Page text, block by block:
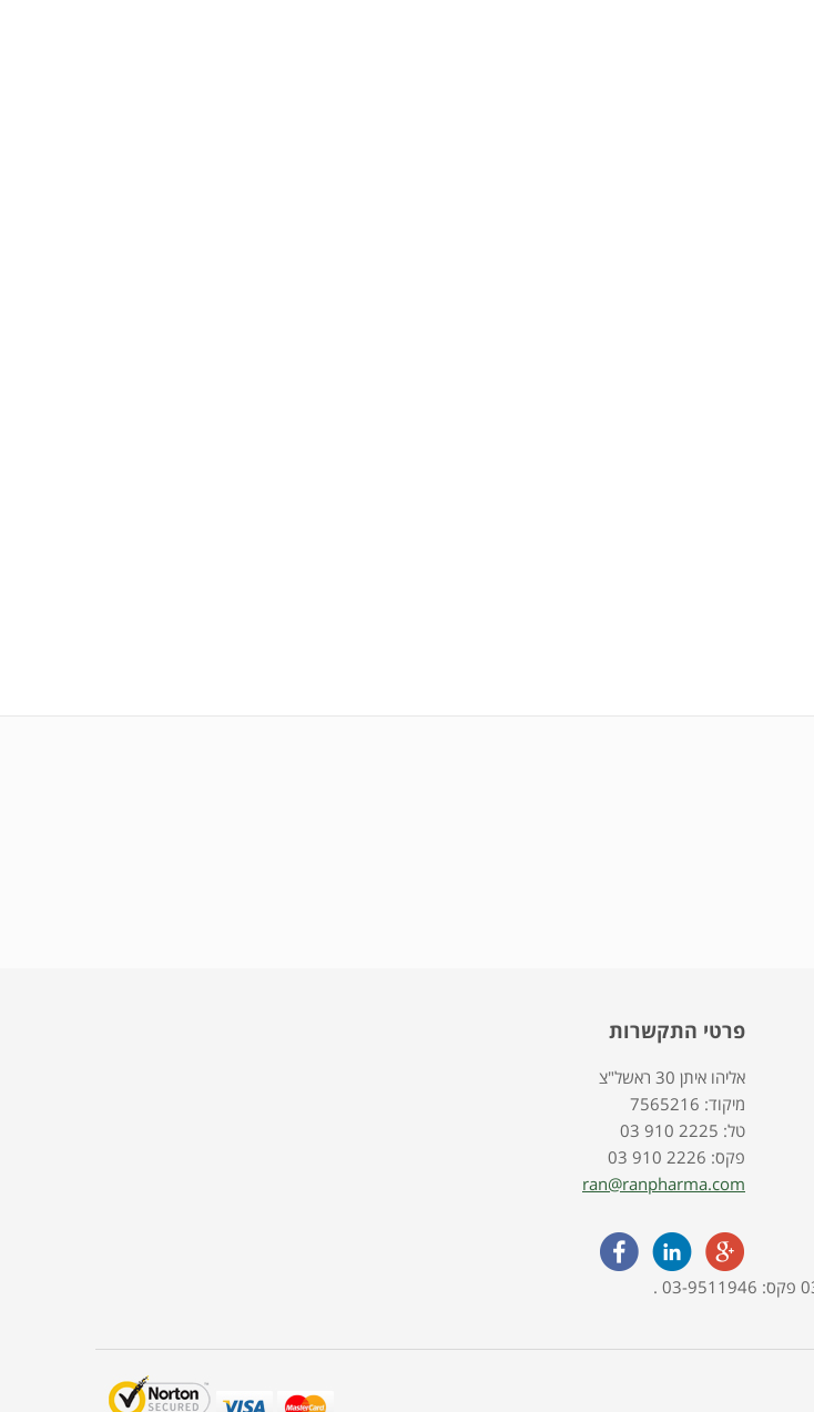
פרטי התקשרות
אליהו איתן 30 ראשל"צ
7565216 :מיקוד
03 910 2225 :טל
03 910 2226 :פקס
ran@ranpharma.com
האתר מופעל ע"י בית מרקחת פארמה תמר, אליהו איתן 30, ראשון לציון טלפון :03-9435315 פקס: 03-9511946 .